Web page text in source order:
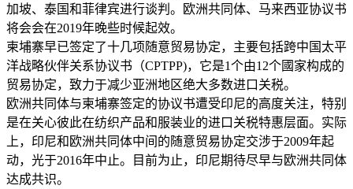
加坡、泰国和菲律宾进行谈判。欧洲共同体、马来西亚协议书
将会会在2019年晚些时候起效。
柬埔寨早已签定了十几项随意贸易协定，主要包括跨中国太平
洋战略伙伴关系协议书（CPTPP)，它是1个由12个國家构成的
贸易协定，致力于减少亚洲地区绝大多数进口关税。
欧洲共同体与柬埔寨签定的协议书遭受印尼的高度关注，特别
是在关心彼此在纺织产品和服装业的进口关税特惠层面。实际
上，印尼和欧洲共同体中间的随意贸易协定交涉于2009年起
动，光于2016年中止。目前为止，印尼期待尽早与欧洲共同体
达成共识。